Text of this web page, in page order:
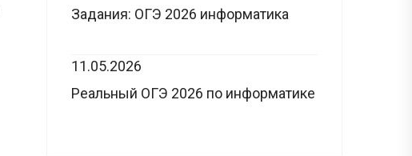
Задания: ОГЭ 2026 информатика
11.05.2026
Реальный ОГЭ 2026 по информатике